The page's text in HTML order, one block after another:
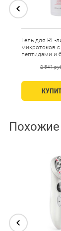
Гель для RF-
микротоков
пептидами и
2 541